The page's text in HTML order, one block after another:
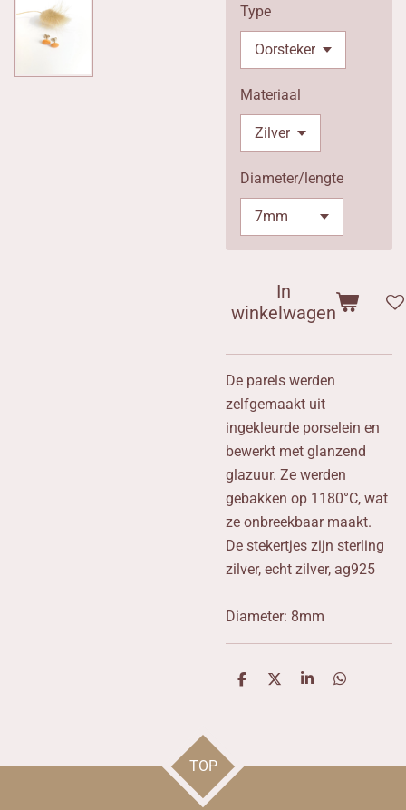
Type
Materiaal
Diameter/lengte
In
winkelwagen
De parels werden
zelfgemaakt uit
ingekleurde porselein en
bewerkt met glanzend
glazuur. Ze werden
gebakken op 1180°C, wat
ze onbreekbaar maakt.
De stekertjes zijn sterling
zilver, echt zilver, ag925
Diameter: 8mm
D
D
S
D
TOP